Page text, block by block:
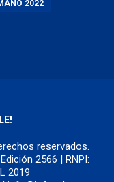
2022
reservados.
2566 | RNPI:
2019